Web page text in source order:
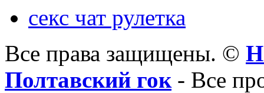
секс чат рулетка
Все права защищены. ©
Полтавский гок- Все